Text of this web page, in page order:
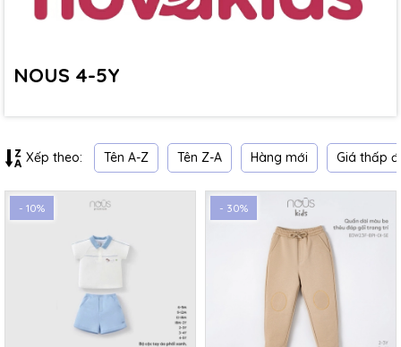
NOUS 4-5Y
Xếp theo: Tên A-Z Tên Z-A Hàng mới Giá thấp
- 10% - 30%